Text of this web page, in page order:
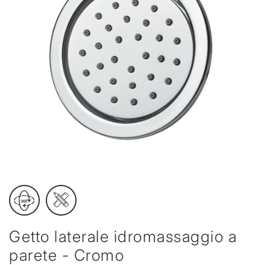
Getto laterale idromassaggio a
parete - Cromo